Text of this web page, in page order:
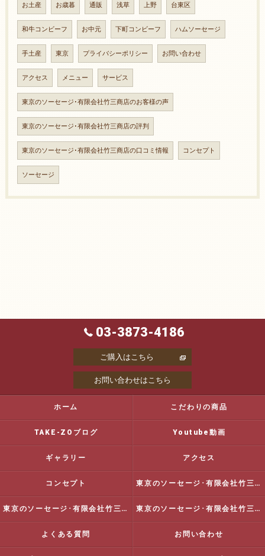
お土産 お歳暮 通販 浅草 上野 台東区
和牛コンビーフ お中元 下町コンビーフ ハムソーセージ
手土産 東京 プライバシーポリシー お問い合わせ
アクセス メニュー サービス
東京のソーセージ･有限会社竹三商店のお客様の声
東京のソーセージ･有限会社竹三商店の評判
東京のソーセージ･有限会社竹三商店の口コミ情報 コンセプト
ソーセージ
03-3873-4186
お問い合わせはこちら
ご購入はこちら
ホーム こだわりの商品
TAKE-ZOブログ Youtube動画
ギャラリー アクセス
コンセプト 東京のソーセージ･有限会社竹三商店の口コミ情報
東京のソーセージ･有限会社竹三商店の評判 東京のソーセージ･有限会社竹三商店のお客様の声
よくある質問 お問い合わせ